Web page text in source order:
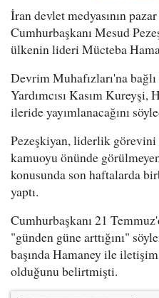
İran devlet medyasının
Cumhurbaşkanı Mesud
ülkenin lideri Mücteba
Devrim Muhafızları'na
Yardımcısı Kasım
ileride yayımlanacağını
Pezeşkiyan, liderlik görevini
kamuoyu önünde
konusunda son haftalarda
yaptı.
Cumhurbaşkanı 21
"günden güne arttığını"
başında Hamaney ile
olduğunu belirtmişti.